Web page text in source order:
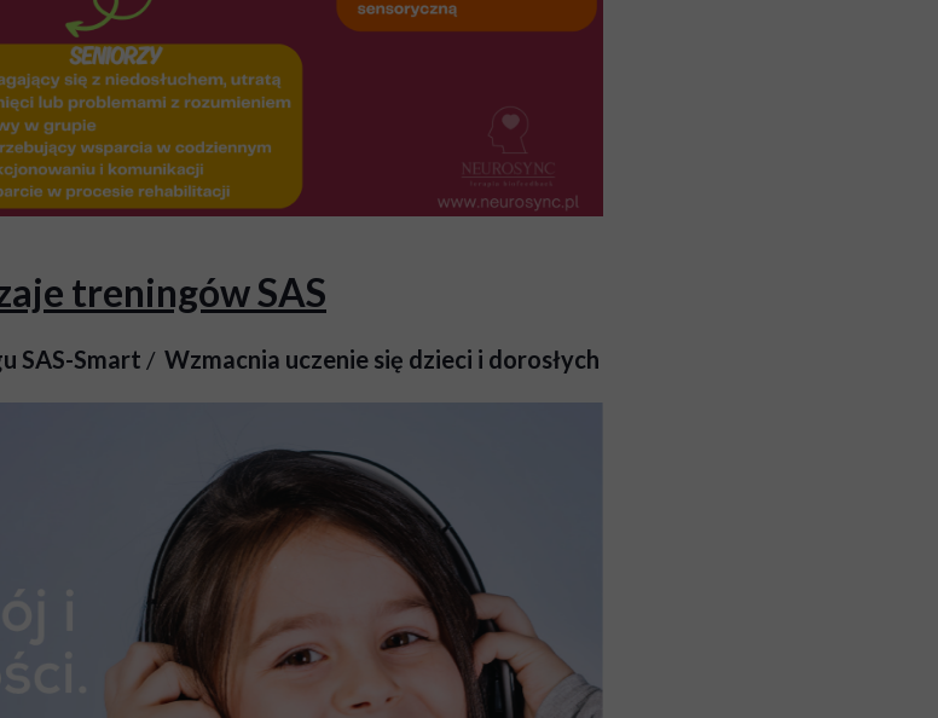
treningów SAS
SAS-Smart / Wzmacnia uczenie się dzieci i dorosłych